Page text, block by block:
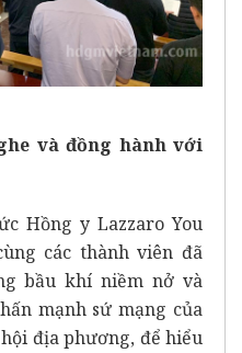
và đồng hành với
Hồng y Lazzaro You
các thành viên đã
bầu khí niềm nở và
mạnh sứ mạng của
địa phương, để hiểu